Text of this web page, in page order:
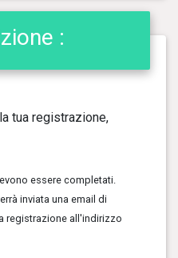
:
tua registrazione,
essere completati.
inviata una email di
registrazione all'indirizzo